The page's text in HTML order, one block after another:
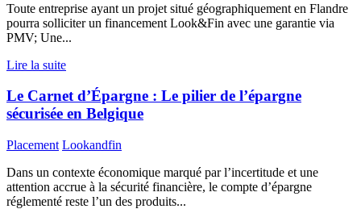
Toute entreprise ayant un projet situé géographiquement en Flandre
pourra solliciter un financement Look&Fin avec une garantie via
PMV; Une...
Lire la suite
Le Carnet d’Épargne : Le pilier de l’épargne
sécurisée en Belgique
Placement Lookandfin
Dans un contexte économique marqué par l’incertitude et une
attention accrue à la sécurité financière, le compte d’épargne
réglementé reste l’un des produits...